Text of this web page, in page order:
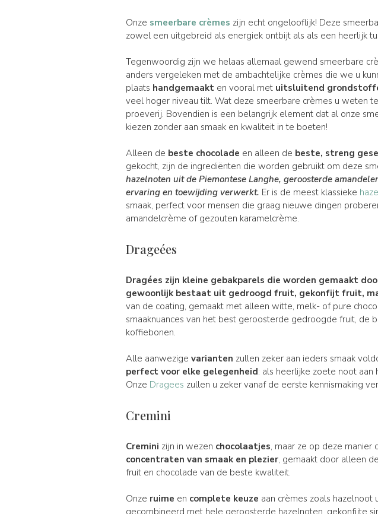
Onze smeerbare crèmes zijn echt ongelooflijk! Deze
zowel een uitgebreid als energiek ontbijt als als een heerlijk
Tegenwoordig zijn we helaas allemaal gewend smeerbare
anders vergeleken met de ambachtelijke crèmes die we u
plaats handgemaakt en vooral met uitsluitend
veel hoger niveau tilt. Wat deze smeerbare crèmes u weten
proeverij. Bovendien is een belangrijk element dat al onze
kiezen zonder aan smaak en kwaliteit in te boeten!
Alleen de beste chocolade en alleen de beste, streng
gekocht, zijn de ingrediënten die worden gebruikt om deze
hazelnoten uit de Piemontese Langhe,geroosterde
ervaring en toewijding verwerkt. Er is de meest klassieke
smaak, perfect voor mensen die graag nieuwe dingen
amandelcrème of gezouten karamelcrème.
Drageées
Dragées zijn kleine gebakparels die worden gemaakt
gewoonlijk bestaat uit gedroogd fruit, gekonfijt fruit,
van de coating, gemaakt met alleen witte, melk- of pure
smaaknuances van het best geroosterde gedroogde fruit, de
koffiebonen.
Alle aanwezigevarianten zullen zeker aan ieders smaak
perfect voor elke gelegenheid: als heerlijke zoete noot
Onze Dragees zullen u zeker vanaf de eerste kennismaking
Cremini
Cremini zijn in wezen chocolaatjes, maar ze op deze manier
concentraten van smaak en plezier, gemaakt door alleen de
fruit en chocolade van de beste kwaliteit.
Onze ruime en complete keuze aan crèmes zoals
gecombineerd met hele geroosterde hazelnoten, gekonfijte